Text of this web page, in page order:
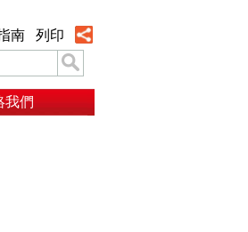
南 列印
我們